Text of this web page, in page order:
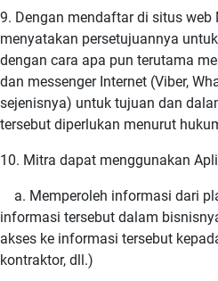
9. Dengan mendaftar di situs
menyatakan persetujuannya
dengan cara apa pun terutama
dan messenger Internet (Viber,
sejenisnya) untuk tujuan dan
tersebut diperlukan menurut
10. Mitra dapat menggunakan
a. Memperoleh informasi dari
informasi tersebut dalam
akses ke informasi tersebut
kontraktor, dll.)